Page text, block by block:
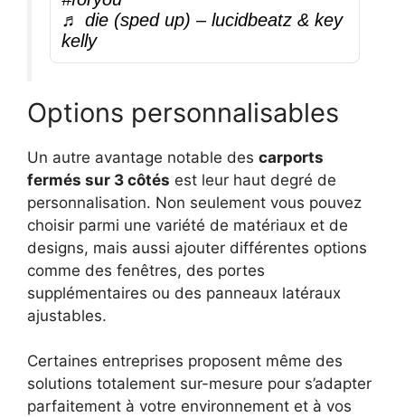
♬ die (sped up) – lucidbeatz & key
kelly
Options personnalisables
Un autre avantage notable des carports
fermés sur 3 côtés est leur haut degré de
personnalisation. Non seulement vous pouvez
choisir parmi une variété de matériaux et de
designs, mais aussi ajouter différentes options
comme des fenêtres, des portes
supplémentaires ou des panneaux latéraux
ajustables.
Certaines entreprises proposent même des
solutions totalement sur-mesure pour s’adapter
parfaitement à votre environnement et à vos